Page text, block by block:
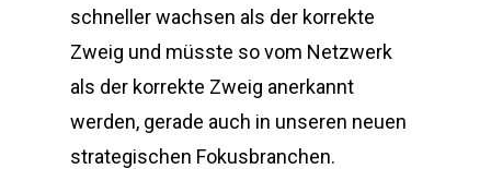
schneller wachsen als der korrekte
Zweig und müsste so vom Netzwerk
als der korrekte Zweig anerkannt
werden, gerade auch in unseren neuen
strategischen Fokusbranchen.